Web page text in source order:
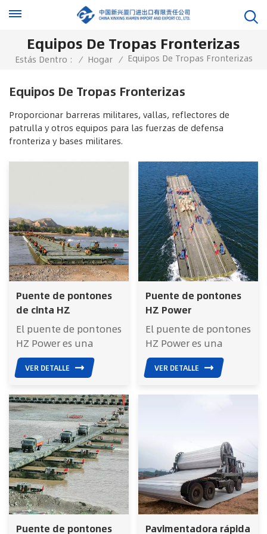
Equipos De Tropas Fronterizas
Estás Dentro : / Hogar / Equipos De Tropas Fronterizas
Equipos De Tropas Fronterizas
Proporcionar barreras militares, vallas, reflectores de
patrulla y otros equipos para las fuerzas de defensa
fronteriza y bases militares.
Puente de pontones
de cinta HZ
El puente de pontones
HZ Power es una
solución versátil y
autosuficiente para
para Establecer
rápidamente puentes
flotantes en ríos con
velocidades de
corriente de hasta 2,5
m/sA diferencia de los
sistemas de pontones
pasivos que dependen
de remolcadores o
maquinaria externa,
VER DETALLE
Puente de pontones
HZ Power
El puente de pontones
HZ Power es una
solución versátil y
autosuficiente para
corriente de hasta 2,5
m/sA diferencia de los
sistemas de pontones
pasivos que dependen
de remolcadores o
maquinaria externa,
VER DETALLE
Puente de pontones
Pavimentadora rápida